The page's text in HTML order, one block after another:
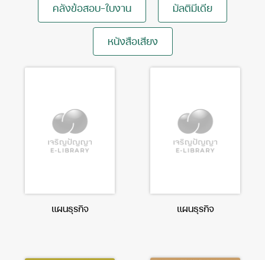
คลังข้อสอบ-ใบงาน มัลติมีเดีย
หนังสือเสียง
แผนธุรกิจ แผนธุรกิจ